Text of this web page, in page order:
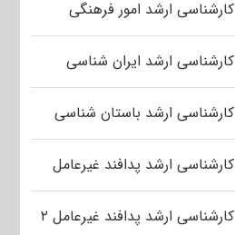
کارشناسی ارشد امور فرهنگی
کارشناسی ارشد ایران شناسی
کارشناسی ارشد باستان شناسی
کارشناسی ارشد پدافند غیرعامل
کارشناسی ارشد پدافند غیرعامل ۲